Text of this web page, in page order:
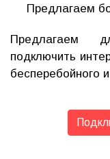
Предлагаем
Предлагаем
подключить
бесперебойного